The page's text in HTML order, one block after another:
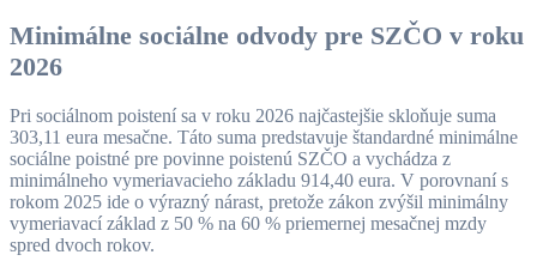
Minimálne sociálne odvody pre SZČO v roku
2026
Pri sociálnom poistení sa v roku 2026 najčastejšie skloňuje suma
303,11 eura mesačne. Táto suma predstavuje štandardné minimálne
sociálne poistné pre povinne poistenú SZČO a vychádza z
minimálneho vymeriavacieho základu 914,40 eura. V porovnaní s
rokom 2025 ide o výrazný nárast, pretože zákon zvýšil minimálny
vymeriavací základ z 50 % na 60 % priemernej mesačnej mzdy
spred dvoch rokov.